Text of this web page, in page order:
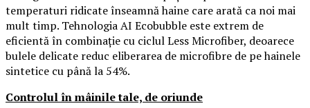
temperaturi ridicate înseamnă haine care arată ca noi mai
mult timp. Tehnologia AI Ecobubble este extrem de
eficientă în combinație cu ciclul Less Microfiber, deoarece
bulele delicate reduc eliberarea de microfibre de pe hainele
sintetice cu până la 54%.
Controlul în mâinile tale, de oriunde